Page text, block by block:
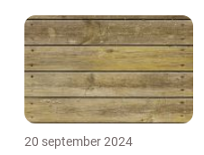
20 september 2024